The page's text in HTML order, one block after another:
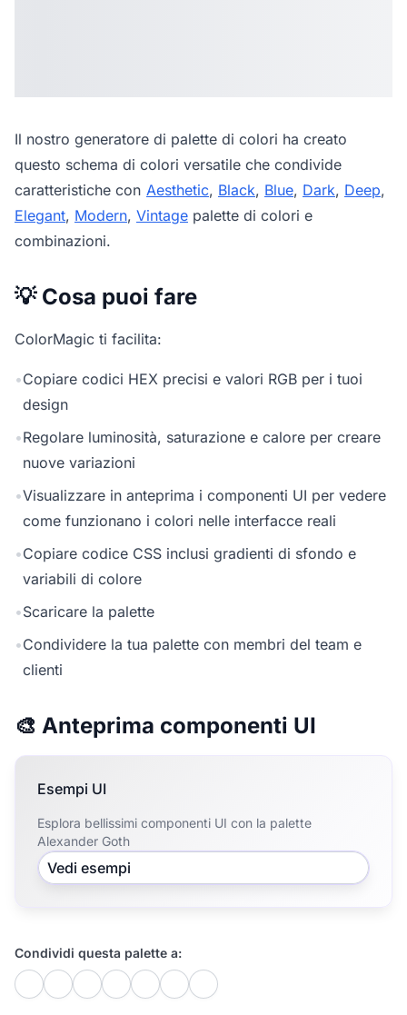
Il nostro generatore di palette di colori ha creato
questo schema di colori versatile che condivide
caratteristiche con Aesthetic, Black, Blue, Dark, Deep,
Elegant, Modern, Vintage palette di colori e
combinazioni.
💡 Cosa puoi fare
ColorMagic ti facilita:
•Copiare codici HEX precisi e valori RGB per i tuoi
design
•Regolare luminosità, saturazione e calore per creare
nuove variazioni
•Visualizzare in anteprima i componenti UI per vedere
come funzionano i colori nelle interfacce reali
•Copiare codice CSS inclusi gradienti di sfondo e
variabili di colore
•Scaricare la palette
•Condividere la tua palette con membri del team e
clienti
🎨 Anteprima componenti UI
Esempi UI
Esplora bellissimi componenti UI con la palette
Alexander Goth
Vedi esempi
Condividi questa palette a: